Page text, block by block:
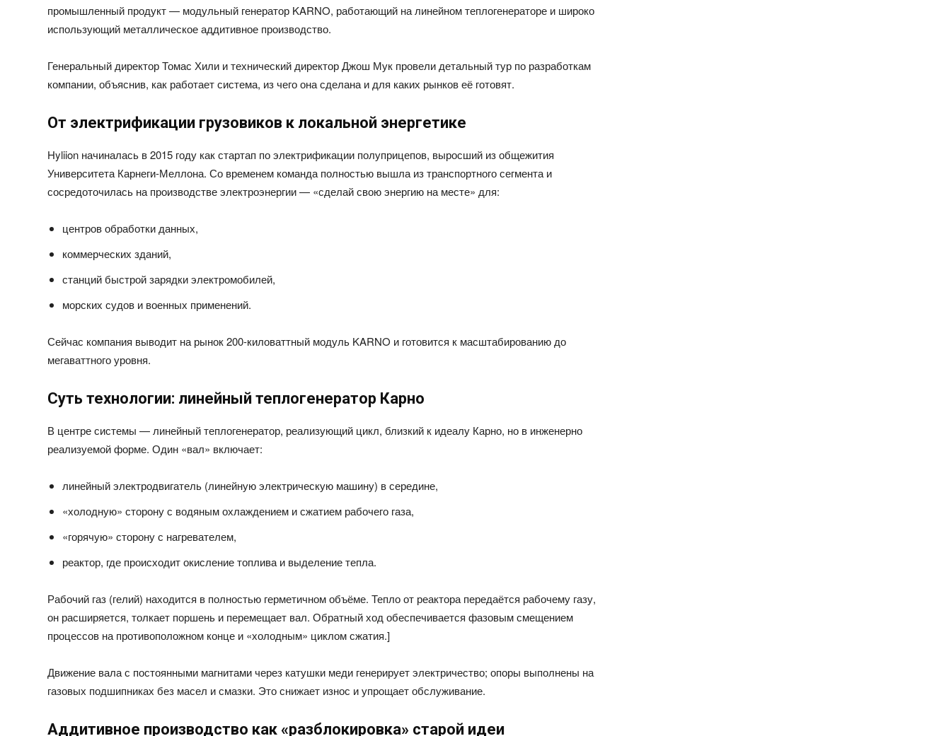
промышленный продукт — модульный генератор KARNO, работающий на линейном теплогенераторе и широко
использующий металлическое аддитивное производство.
Генеральный директор Томас Хили и технический директор Джош Мук провели детальный тур по разработкам
компании, объяснив, как работает система, из чего она сделана и для каких рынков её готовят.
От электрификации грузовиков к локальной энергетике
Hyliion начиналась в 2015 году как стартап по электрификации полуприцепов, выросший из общежития
Университета Карнеги-Меллона. Со временем команда полностью вышла из транспортного сегмента и
сосредоточилась на производстве электроэнергии — «сделай свою энергию на месте» для:
центров обработки данных,
коммерческих зданий,
станций быстрой зарядки электромобилей,
морских судов и военных применений.
Сейчас компания выводит на рынок 200‑киловаттный модуль KARNO и готовится к масштабированию до
мегаваттного уровня.
Суть технологии: линейный теплогенератор Карно
В центре системы — линейный теплогенератор, реализующий цикл, близкий к идеалу Карно, но в инженерно
реализуемой форме. Один «вал» включает:
линейный электродвигатель (линейную электрическую машину) в середине,
«холодную» сторону с водяным охлаждением и сжатием рабочего газа,
«горячую» сторону с нагревателем,
реактор, где происходит окисление топлива и выделение тепла.
Рабочий газ (гелий) находится в полностью герметичном объёме. Тепло от реактора передаётся рабочему газу,
он расширяется, толкает поршень и перемещает вал. Обратный ход обеспечивается фазовым смещением
процессов на противоположном конце и «холодным» циклом сжатия.]
Движение вала с постоянными магнитами через катушки меди генерирует электричество; опоры выполнены на
газовых подшипниках без масел и смазки. Это снижает износ и упрощает обслуживание.
Аддитивное производство как «разблокировка» старой идеи